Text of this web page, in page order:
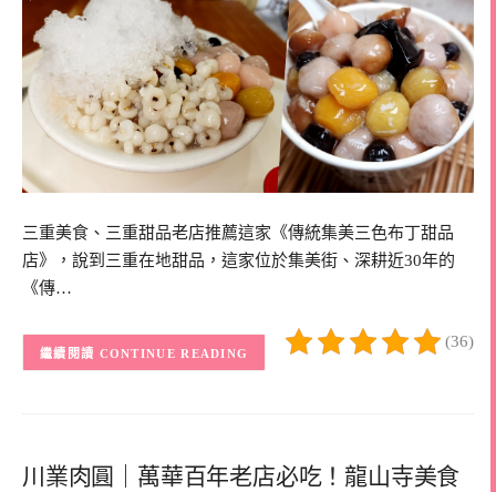
三重美食、三重甜品老店推薦這家《傳統集美三色布丁甜品
店》，說到三重在地甜品，這家位於集美街、深耕近30年的
《傳…
(36)
CONTINUE READING
川業肉圓｜萬華百年老店必吃！龍山寺美食